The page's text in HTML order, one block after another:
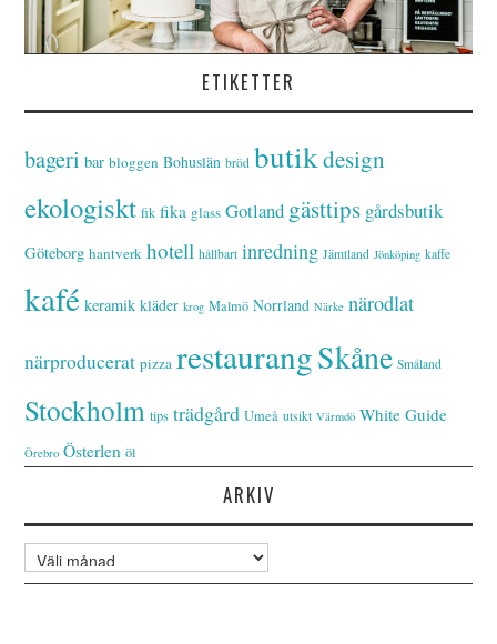
ETIKETTER
bageri bar bloggen Bohuslän bröd butikdesign
ekologiskt fik fika glass Gotland gästtips gårdsbutik
Göteborg hantverk hotell hållbart inredning Jämtland Jönköping kaffe
kafé keramik kläder krog Malmö Norrland Närke närodlat
närproducerat pizza restaurangSkåne Småland
Stockholm tips trädgård Umeå utsikt Värmdö White Guide
Örebro Österlen öl
ARKIV
Arkiv